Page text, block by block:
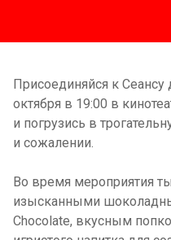
Присоединяйся к Сеансy
октября в 19:00 в
и погрузись в
и сожалении.
Во время мероприятия
изысканными
Chocolate, вкусным